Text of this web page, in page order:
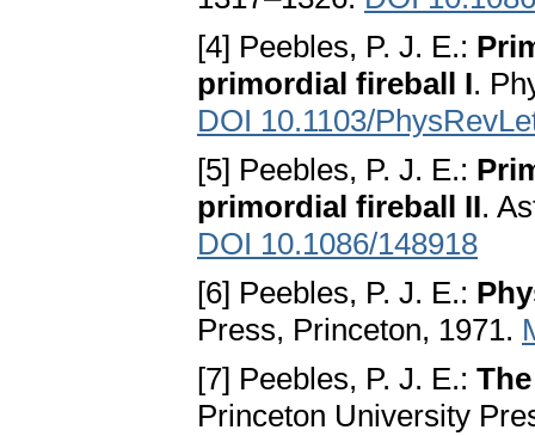
[4] Peebles, P. J. E.:
primordial fireball I.
DOI 10.1103/
[5] Peebles, P. J. E.:
primordial fireball II.
DOI 10.1086/148918
[6] Peebles, P. J. E.:
Press, Princeton, 1971.
[7] Peebles, P. J. E.:
Princeton University